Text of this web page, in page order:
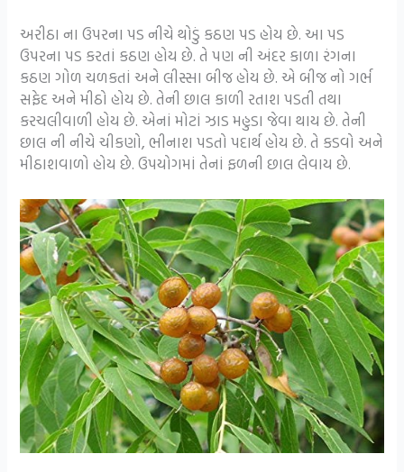
અરીઠા ના ઉપરના પડ નીચે થોડું કઠણ પડ હોય છે. આ પડ
ઉપરના પડ કરતાં કઠણ હોય છે. તે પણ ની અંદર કાળા રંગના
કઠણ ગોળ ચળકતાં અને લીસ્સા બીજ હોય છે. એ બીજ નો ગર્ભ
સફેદ અને મીઠો હોય છે. તેની છાલ કાળી રતાશ પડતી તથા
કરચલીવાળી હોય છે. એનાં મોટાં ઝાડ મહુડા જેવા થાય છે. તેની
છાલ ની નીચે ચીકણો, ભીનાશ પડતો પદાર્થ હોય છે. તે કડવો અને
મીઠાશવાળો હોય છે. ઉપયોગમાં તેનાં ફળની છાલ લેવાય છે.